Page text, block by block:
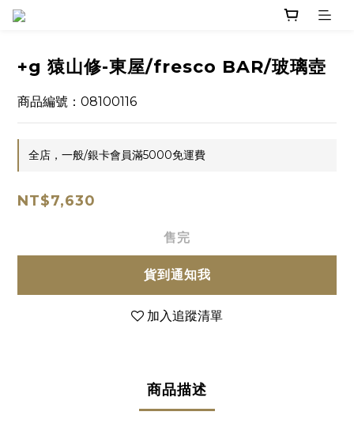
+g 猿山修-東屋/fresco BAR/玻璃壺
商品編號：08100116
全店，一般/銀卡會員滿5000免運費
NT$7,630
售完
貨到通知我
加入追蹤清單
商品描述